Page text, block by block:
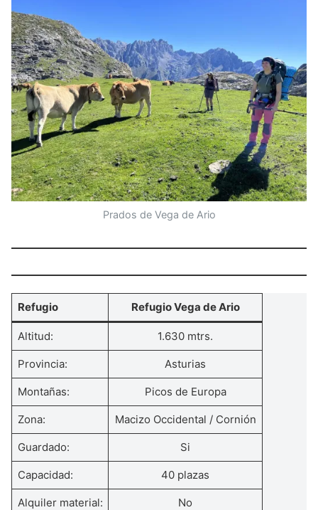
Prados de Vega de Ario
Refugio Refugio Vega de Ario
Altitud: 1.630 mtrs.
Provincia: Asturias
Montañas: Picos de Europa
Zona: Macizo Occidental / Cornión
Guardado: Si
Capacidad: 40 plazas
Alquiler material: No